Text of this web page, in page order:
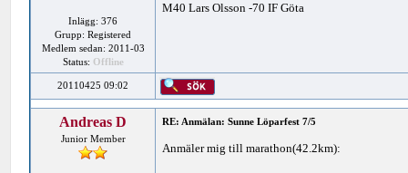
Inlägg: 376
Grupp: Registered
Medlem sedan: 2011-03
Status: Offline
M40 Lars Olsson -70 IF Göta
20110425 09:02
Andreas D
Junior Member
RE: Anmälan: Sunne Löparfest 7/5
Anmäler mig till marathon(42.2km):